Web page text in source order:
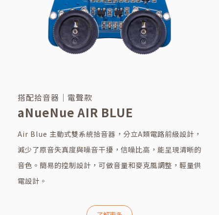
搭配拾音器｜電聲款
aNueNue AIR BLUE
Air Blue 主動式雙系統拾音器，分立A類電路前級設計，
減少了原音失真度與噪音干擾，信噪比高，能呈現清晰的
音色。簡易的控制設計，可做音量和麥克風調整，輕量供
電設計。